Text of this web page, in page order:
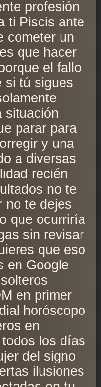
profesión
ti Piscis ante
cometer un
que hacer
el fallo
si tú sigues
situación
parar para
y una
a diversas
recién
no te
no te dejes
que ocurriría
sin revisar
que eso
en Google
en primer
horóscopo
en
los días
del signo
ilusiones